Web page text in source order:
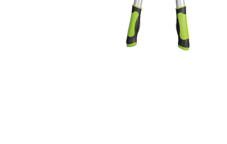
Kupovinu